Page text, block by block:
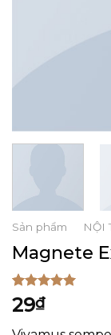
Sản phẩm NỘI
Magnete
Rated
out of 5
1
29₫